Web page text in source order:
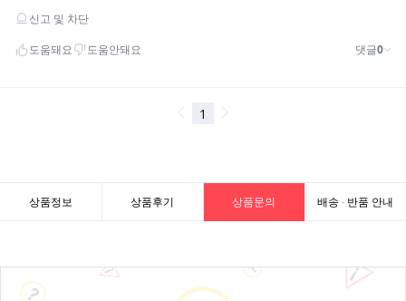
상품정보 상품후기 상품문의 배송 · 반품 안내